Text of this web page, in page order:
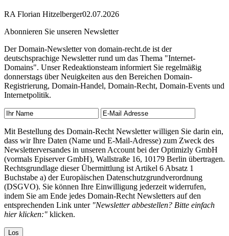
RA Florian Hitzelberger02.07.2026
Abonnieren Sie unseren Newsletter
Der Domain-Newsletter von domain-recht.de ist der
deutschsprachige Newsletter rund um das Thema "Internet-
Domains". Unser Redeaktionsteam informiert Sie regelmäßig
donnerstags über Neuigkeiten aus den Bereichen Domain-
Registrierung, Domain-Handel, Domain-Recht, Domain-Events und
Internetpolitik.
Mit Bestellung des Domain-Recht Newsletter willigen Sie darin ein,
dass wir Ihre Daten (Name und E-Mail-Adresse) zum Zweck des
Newsletterversandes in unseren Account bei der Optimizly GmbH
(vormals Episerver GmbH), Wallstraße 16, 10179 Berlin übertragen.
Rechtsgrundlage dieser Übermittlung ist Artikel 6 Absatz 1
Buchstabe a) der Europäischen Datenschutzgrundverordnung
(DSGVO). Sie können Ihre Einwilligung jederzeit widerrufen,
indem Sie am Ende jedes Domain-Recht Newsletters auf den
entsprechenden Link unter "Newsletter abbestellen? Bitte einfach
hier klicken:" klicken.